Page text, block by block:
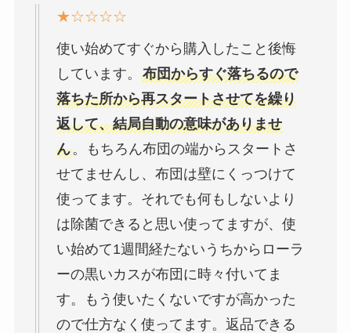
★☆☆☆☆
使い始めてすぐから購入したこと後悔
しています。 布団からすぐ落ちるので
落ちた所から再スタートさせてを繰り
返して、結局自動の意味がありませ
ん。もちろん布団の端からスタートさ
せてませんし、布団は壁にくっつけて
使ってます。それでも何もしないより
は除菌できると思い使ってますが、使
い始めて1週間経たないうちからローラ
ーの黒いカスが布団に時々付いてま
す。もう使いたくないですが高かった
ので仕方なく使ってます。返品できる